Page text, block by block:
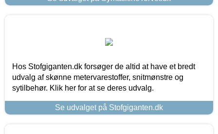
Hos Stofgiganten.dk forsøger de altid at have et bredt
udvalg af skønne metervarestoffer, snitmønstre og
sytilbehør. Klik her for at se deres udvalg.
Se udvalget på Stofgiganten.dk